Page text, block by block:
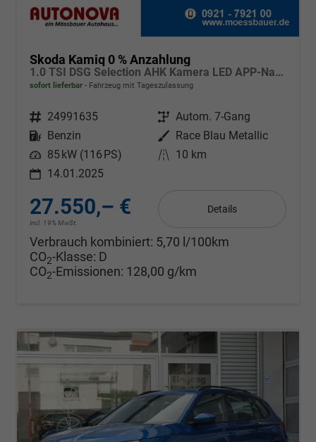
Skoda Kamiq 0 % Anzahlung
1.0 TSI DSG Selection AHK Kamera LED APP-Navi Sitzheizung
sofort lieferbar Fahrzeug mit Tageszulassung
Fahrzeugnr. 24991635 Getriebe Autom. 7-Gang
Kraftstoff
Benzin Außenfarbe
Race Blau Metallic
Leistung 85 kW (116 PS) Kilometerstand 10 km
14.01.2025
27.550,– €
incl. 19% MwSt.
Details
Verbrauch kombiniert: 5,70 l/100km
CO2-Klasse: D
CO2-Emissionen: 128,00 g/km